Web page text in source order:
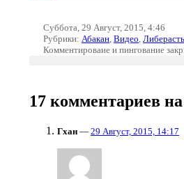
Суббота, 29 Август, 2015, 4:46
Рубрики: Абакан Видео
Комментироваие и пингование
17 комментариев
Гхан — 29 Август, 2015, 14:17